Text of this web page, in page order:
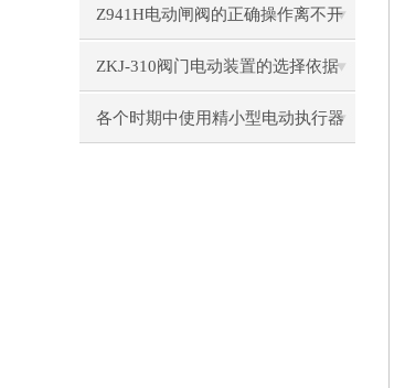
不同
Z941H电动闸阀的正确操作离不开
理论的认识
ZKJ-310阀门电动装置的选择依据
各个时期中使用精小型电动执行器